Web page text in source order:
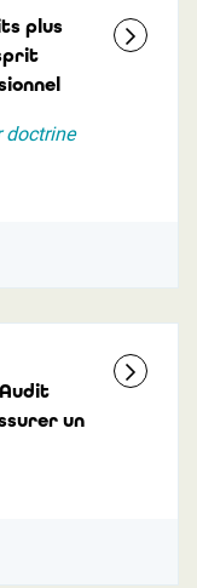
plus
doctrine
un